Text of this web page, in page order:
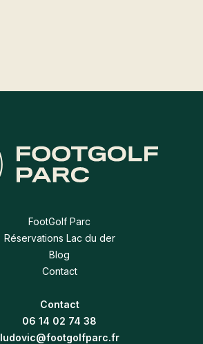
FootGolf Parc
Réservations Lac du der
Blog
Contact
Contact
06 14 02 74 38
ludovic@footgolfparc.fr